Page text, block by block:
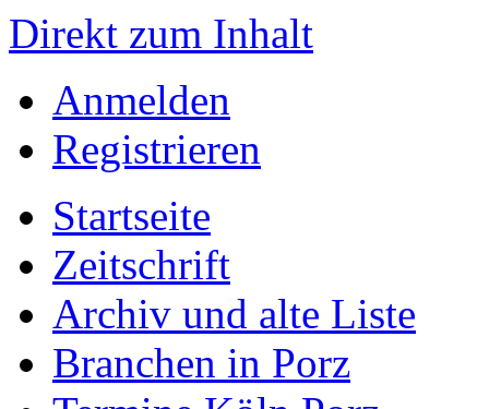
Direkt zum Inhalt
Anmelden
Registrieren
Startseite
Zeitschrift
Archiv und alte Liste
Branchen in Porz